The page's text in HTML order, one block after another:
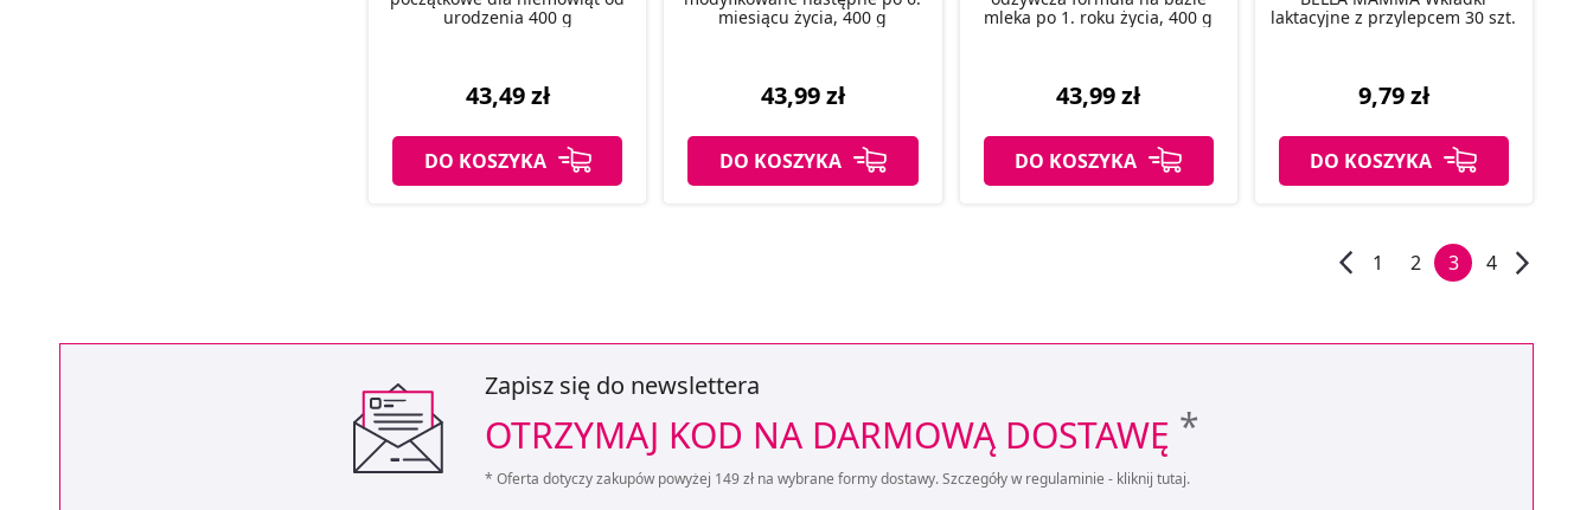
urodzenia 400 g
43,49 zł
DO KOSZYKA
miesiącu życia, 400 g
43,99 zł
DO KOSZYKA
mleka po 1. roku życia, 400 g
43,99 zł
DO KOSZYKA
laktacyjne z przylepcem 30 szt.
9,79 zł
DO KOSZYKA
1 2 3 4
Zapisz się do newslettera
OTRZYMAJ KOD NA DARMOWĄ DOSTAWĘ *
* Oferta dotyczy zakupów powyżej 149 zł na wybrane formy dostawy. Szczegóły w regulaminie - kliknij tutaj.